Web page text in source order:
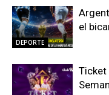
DEPORTE
el
Ticket